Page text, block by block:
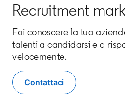
Recruitment
Fai conoscere la tua
talenti a candidarsi e a
velocemente.
Contattaci